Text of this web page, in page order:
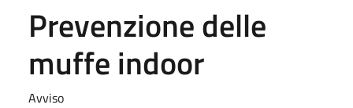
Prevenzione delle
muffe indoor
Avviso